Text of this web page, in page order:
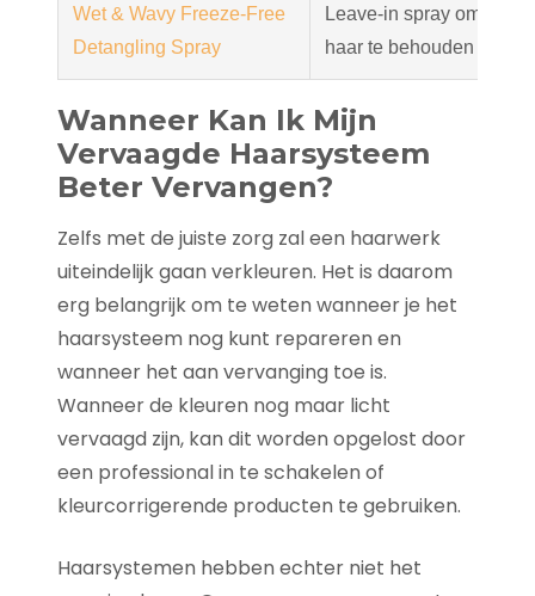
Wet & Wavy Freeze-Free
Detangling Spray
Leave-in spray om de
haar te behouden
Wanneer Kan Ik Mijn
Vervaagde Haarsysteem
Beter Vervangen?
Zelfs met de juiste zorg zal een haarwerk
uiteindelijk gaan verkleuren. Het is daarom
erg belangrijk om te weten wanneer je het
haarsysteem nog kunt repareren en
wanneer het aan vervanging toe is.
Wanneer de kleuren nog maar licht
vervaagd zijn, kan dit worden opgelost door
een professional in te schakelen of
kleurcorrigerende producten te gebruiken.
Haarsystemen hebben echter niet het